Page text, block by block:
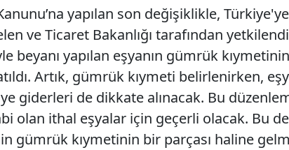
yapılan son değişiklikle,
ve Ticaret Bakanlığı tarafından
beyanı yapılan eşyanın gümrük
Artık, gümrük kıymeti belirlenirken,
giderleri de dikkate alınacak. Bu
olan ithal eşyalar için geçerli olacak. Bu
gümrük kıymetinin bir parçası haline